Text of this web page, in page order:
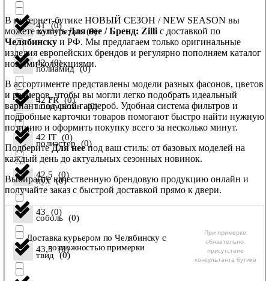
41 (0)
42 (0)
42 FR (0)
42 IT (0)
42,5 (0)
43 (0)
43,5 (0)
полеуретан (0)
полиамид (0)
полиуретан (0)
полиэстер (0)
пух (0)
соболь (0)
твид (0)
В интернет-бутике НОВЫЙ СЕЗОН / NEW SEASON вы
можете купитьДля нее / Бренд: Zilli с доставкой по
Челябинску и РФ. Мы предлагаем только оригинальные
изделия европейских брендов и регулярно пополняем каталог
новыми коллекциями.
В ассортименте представлены модели разных фасонов, цветов
и размеров, чтобы вы могли легко подобрать идеальный
вариант под свой гардероб. Удобная система фильтров и
подробные карточки товаров помогают быстро найти нужную
позицию и оформить покупку всего за несколько минут.
ПодберитеДля неепод ваш стиль: от базовых моделей на
каждый день до актуальных сезонных новинок.
Выбирайте качественную брендовую продукцию онлайн и
получайте заказ с быстрой доставкой прямо к двери.
Доставка курьером по Челябинску с
возможностью примерки
При примерке
обязательно
присутствие
консультанта бутика